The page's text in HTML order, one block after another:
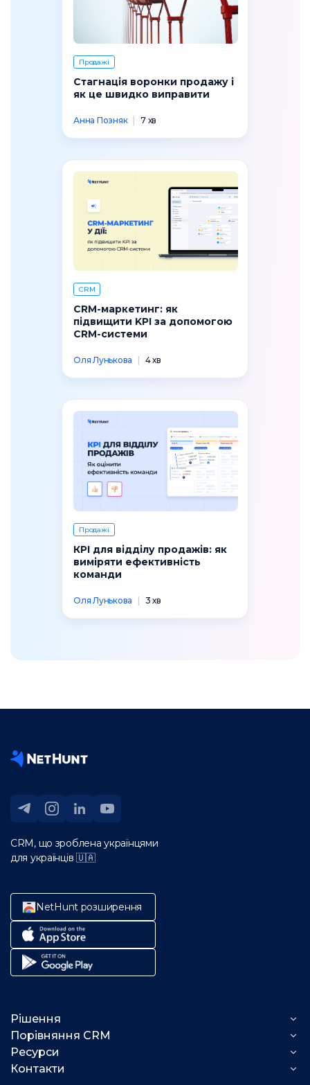
Продажі
Стагнація воронки продажу і
як це швидко виправити
Анна Позняк 7 хв
CRM
CRM-маркетинг: як
підвищити KPI за допомогою
CRM-системи
Оля Лунькова 4 хв
Продажі
КРІ для відділу продажів: як
виміряти ефективність
команди
Оля Лунькова | 3 хв
CRM, що зроблена українцями
для українців 🇺🇦
NetHunt розширення
Рішення
Можливості NetHunt
Email-кампанії
Автоматизація продажу
Індустрії
Порівняння CRM
Таск-менеджер vs NetHunt
Ресурси
Телеграм-канал
Контакти